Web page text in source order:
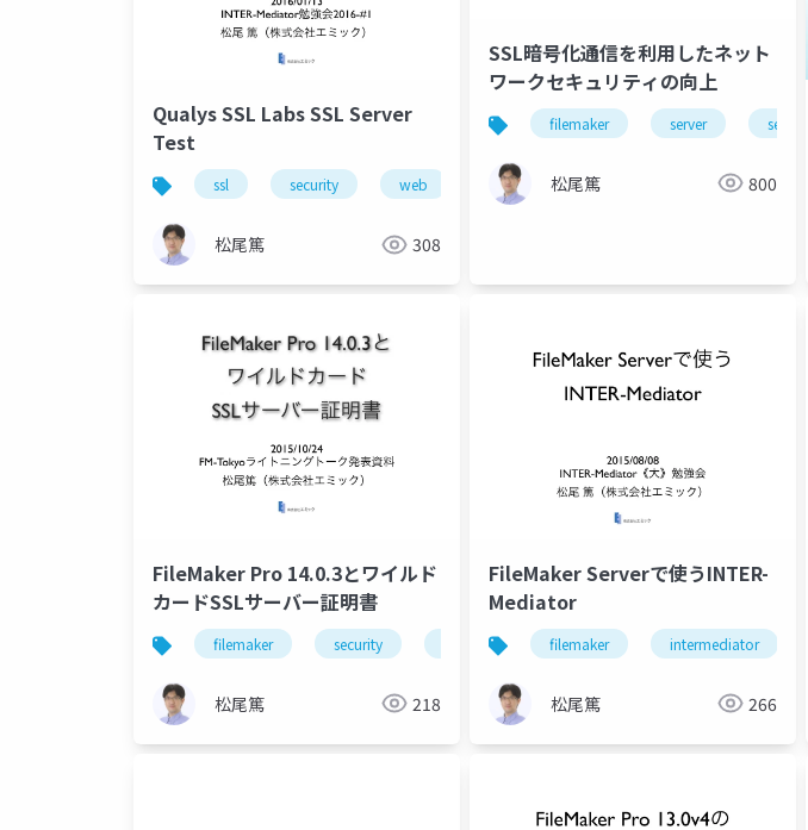
Qualys SSL Labs SSL Server
Test
ssl security web
松尾篤 308
SSL暗号化通信を利用したネット
ワークセキュリティの向上
filemaker server security
松尾篤 800
FileMaker Pro 14.0.3とワイルド
カードSSLサーバー証明書
filemaker security
松尾篤 218
FileMaker Serverで使うINTER-
Mediator
filemaker intermediator
松尾篤 266